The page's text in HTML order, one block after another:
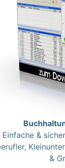
Einfache &
&